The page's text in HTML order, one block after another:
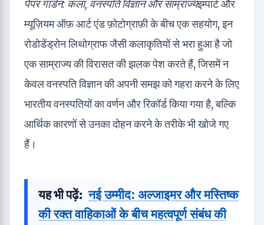
पेपर गार्डन: कला, वनस्पति विज्ञान और साम्राज्यइम्पार्ट और
म्यूज़ियम ऑफ़ आर्ट एंड फ़ोटोग्राफ़ी के बीच एक सहयोग, इन
रोडोडेंड्रोन लिथोग्राफ जैसी कलाकृतियों से भरा हुआ है जो
एक साम्राज्य की विरासत की झलक पेश करते हैं, जिसमें न
केवल वनस्पति विज्ञान की अपनी समझ को गहरा करने के लिए
भारतीय वनस्पतियों का वर्णन और रिकॉर्ड किया गया है, बल्कि
आर्थिक कारणों से उनका दोहन करने के तरीके भी खोजे गए
हैं।
यह भी पढ़ें: नई उम्मीद: अल्जाइमर और मस्तिष्क
की रक्त वाहिकाओं के बीच महत्वपूर्ण संबंध की